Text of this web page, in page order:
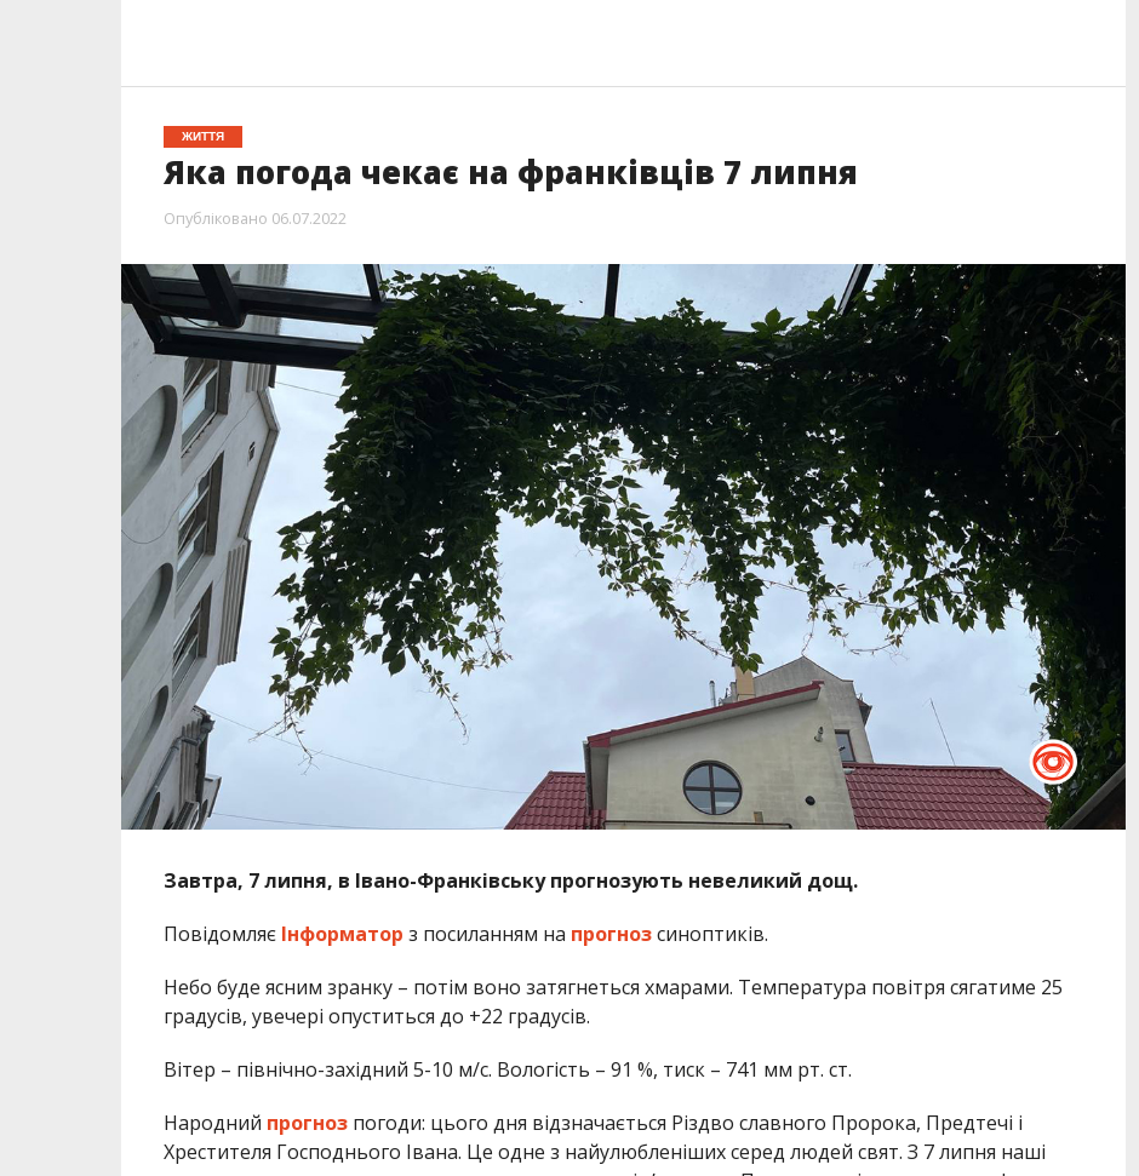
ЖИТТЯ
Яка погода чекає на франківців 7 липня
Опубліковано 06.07.2022
Завтра, 7 липня, в Івано-Франківську прогнозують невеликий дощ.
Повідомляє Інформатор з посиланням на прогнозсиноптиків.
Небо буде ясним зранку – потім воно затягнеться хмарами. Температура повітря сягатиме 25
градусів, увечері опуститься до +22 градусів.
Вітер – північно-західний 5-10 м/с. Вологість – 91 %, тиск – 741 мм рт. ст.
Народний прогнозпогоди: цього дня відзначається Різдво славного Пророка, Предтечі і
Хрестителя Господнього Івана. Це одне з найулюбленіших серед людей свят. З 7 липня наші